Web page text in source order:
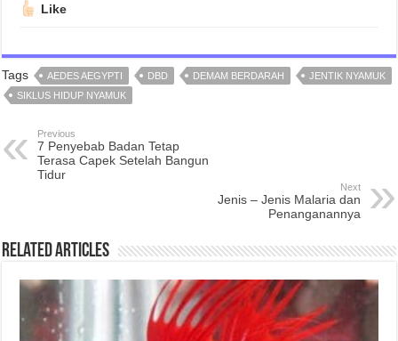
Like
Tags AEDES AEGYPTI DBD DEMAM BERDARAH
JENTIK NYAMUK
SIKLUS HIDUP NYAMUK
Previous
7 Penyebab Badan Tetap
Terasa Capek Setelah Bangun
Tidur
Next
Jenis – Jenis Malaria dan
Penanganannya
Related Articles